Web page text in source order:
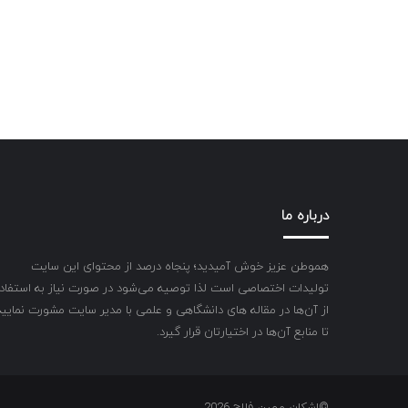
درباره ما
هموطن عزیز خوش آمیدید؛ پنجاه درصد از محتوای این سایت
تولیدات اختصاصی است لذا توصیه می‌شود در صورت نیاز به
از آن‌ها در مقاله های دانشگاهی و علمی با مدیر سایت مشورت
تا منابع آن‌ها در اختیارتان قرار گیرد.